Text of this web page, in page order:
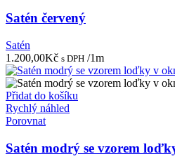
Satén červený
Satén
1.200,00Kč s DPH /1m
Přidat do košíku
Rychlý náhled
Porovnat
Satén modrý se vzorem